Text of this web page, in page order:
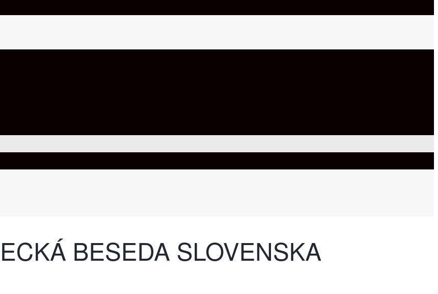
BESEDA SLOVENSKA